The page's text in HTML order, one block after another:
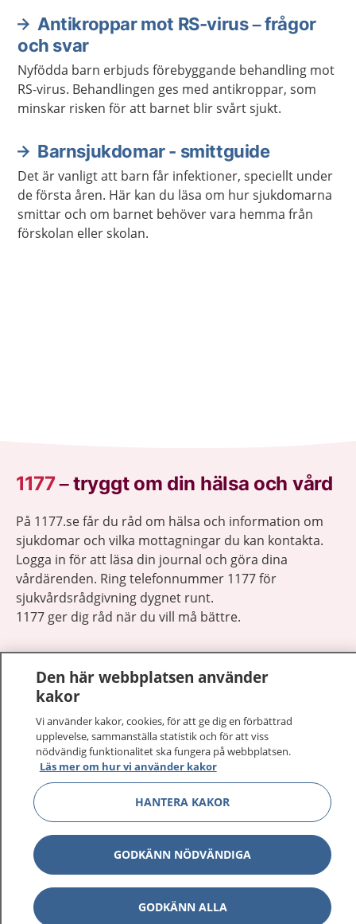
Antikroppar mot RS-virus – frågor
och svar
Nyfödda barn erbjuds förebyggande behandling mot
RS-virus. Behandlingen ges med antikroppar, som
minskar risken för att barnet blir svårt sjukt.
Barnsjukdomar - smittguide
Det är vanligt att barn får infektioner, speciellt under
de första åren. Här kan du läsa om hur sjukdomarna
smittar och om barnet behöver vara hemma från
förskolan eller skolan.
1177–tryggt om din hälsa och vård
På 1177.se får du råd om hälsa och information om
sjukdomar och vilka mottagningar du kan kontakta.
Logga in för att läsa din journal och göra dina
vårdärenden. Ring telefonnummer 1177 för
sjukvårdsrådgivning dygnet runt.
1177 ger dig råd när du vill må bättre.
1177 på flera språk
Om 1177
Kontakt Visa
Behandling av personuppgifter
Hantering av kakor
Den här webbplatsen använder
kakor
Vi använder kakor, cookies, för att ge dig en förbättrad
upplevelse, sammanställa statistik och för att viss
nödvändig funktionalitet ska fungera på webbplatsen.
Läs mer om hur vi använder kakor
HANTERA KAKOR
GODKÄNN NÖDVÄNDIGA
GODKÄNN ALLA